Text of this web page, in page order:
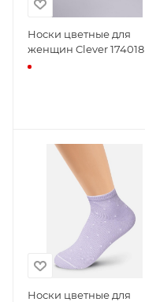
Носки цветные для
женщин Clever 174018
Носки цветные для